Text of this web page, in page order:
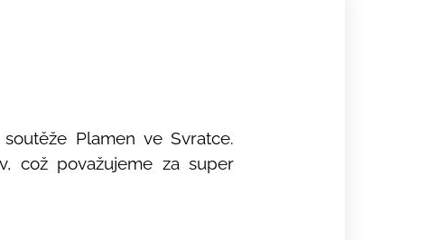
Plamen ve Svratce.
což považujeme za super